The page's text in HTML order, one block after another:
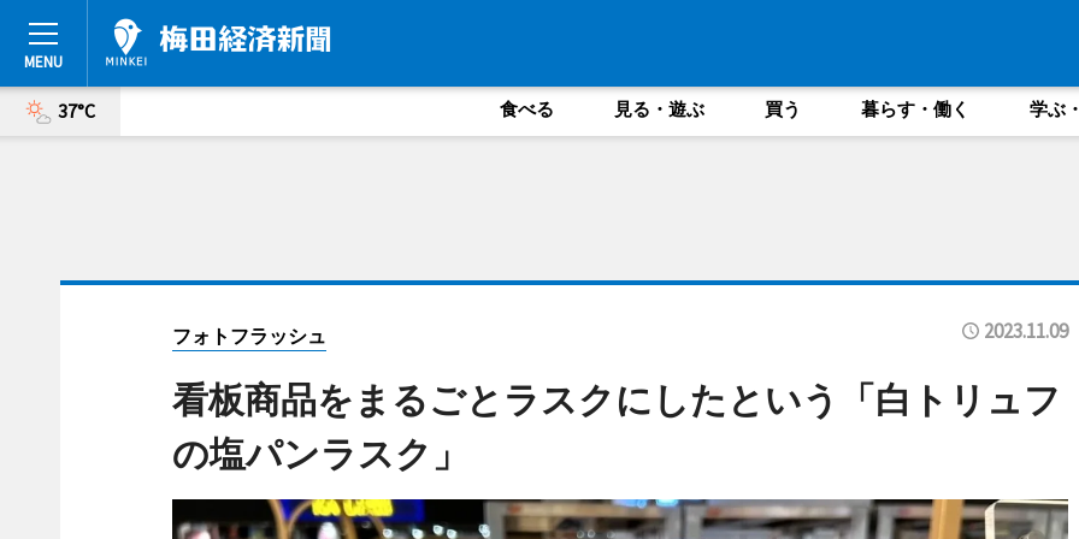
37°C 食べる 見る・遊ぶ 買う 暮らす・働く 学ぶ
フォトフラッシュ 2023.11.09
看板商品をまるごとラスクにしたという「白トリュフ
の塩パンラスク」